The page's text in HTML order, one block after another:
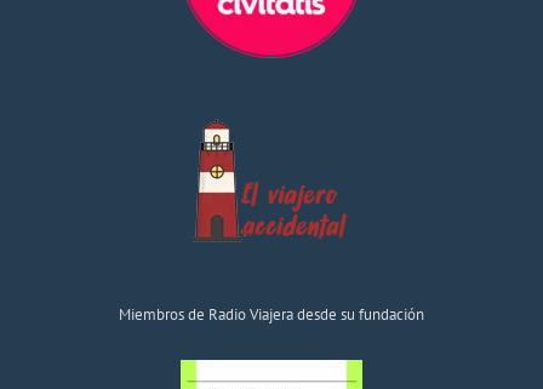
Miembros de Radio Viajera desde su fundación